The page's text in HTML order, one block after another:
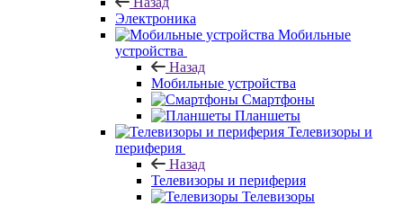
Электроника
Мобильные
устройства
Назад
Мобильные устройства
Смартфоны
Планшеты
Телевизоры и
периферия
Назад
Телевизоры и периферия
Телевизоры